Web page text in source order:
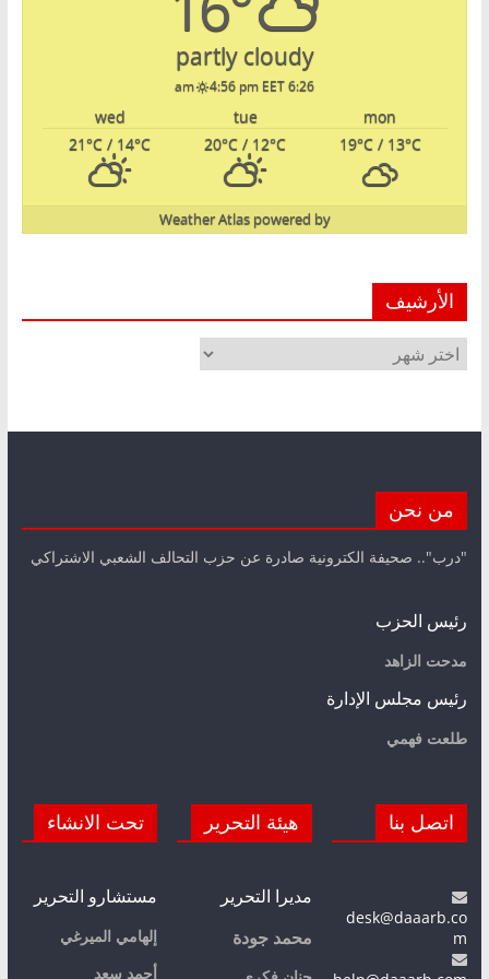
partly cloudy
6:26 am
4:56 pm EET
mon
tue
wed
19°C/ 13°C
20°C / 12°C
21°C / 14°C
powered by
Weather Atlas
الأرشيف
الأرشيف
من نحن
"درب".. صحيفة الكترونية صادرة عن حزب التحالف الشعبي الاشتراكي
رئيس الحزب
مدحت الزاهد
رئيس مجلس الإدارة
طلعت فهمي
اتصل بنا
desk@daaarb.co
m
هيئة التحرير
مديرا التحرير
محمد جودة
تحت الانشاء
مستشارو التحرير
إلهامي الميرغي
أحمد سعد